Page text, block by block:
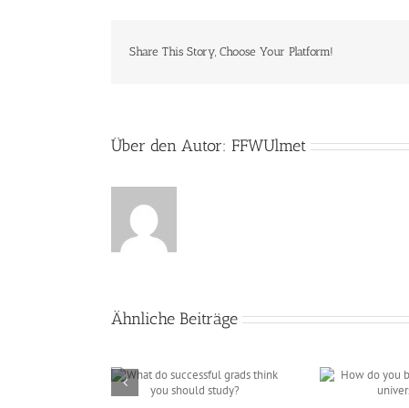
Share This Story, Choose Your Platform!
Über den Autor: FFWUlmet
Ähnliche Beiträge
How do you best prepare